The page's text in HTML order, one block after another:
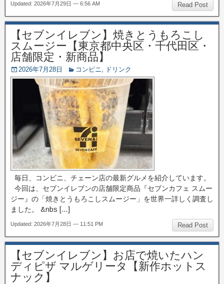
Read Post
Updated: 2026年7月29日 — 6:56 AM
【セブンイレブン】焼きとうもろこし
スムージー【東京都中央区・千代田区・
店舗限定・新商品】
2026年7月28日 コンビニ, ドリンク
毎日、コンビニ、チェーン店の最新グルメを紹介しています。
今回は、セブンイレブンの店舗限定商品『セブンカフェ スムー
ジー』の「焼きとうもろこしスムージー」を世界一詳しく調査し
ました。 &nbs […]
Read Post
Updated: 2026年7月28日 — 11:51 PM
【セブンイレブン】お店で焼いたハン
ディピザ マルゲリータ【新作ホットス
ナック】